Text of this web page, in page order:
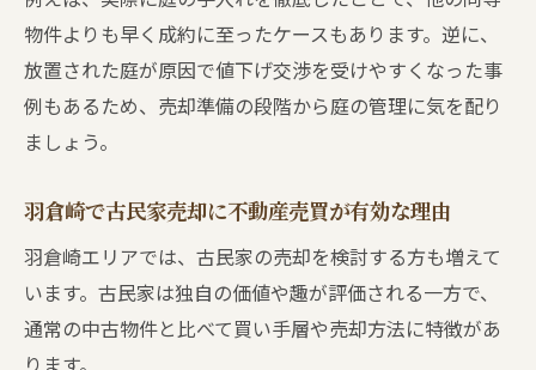
物件よりも早く成約に至ったケースもあります。逆に、
放置された庭が原因で値下げ交渉を受けやすくなった事
例もあるため、売却準備の段階から庭の管理に気を配り
ましょう。
羽倉崎で古民家売却に不動産売買が有効な理由
羽倉崎エリアでは、古民家の売却を検討する方も増えて
います。古民家は独自の価値や趣が評価される一方で、
通常の中古物件と比べて買い手層や売却方法に特徴があ